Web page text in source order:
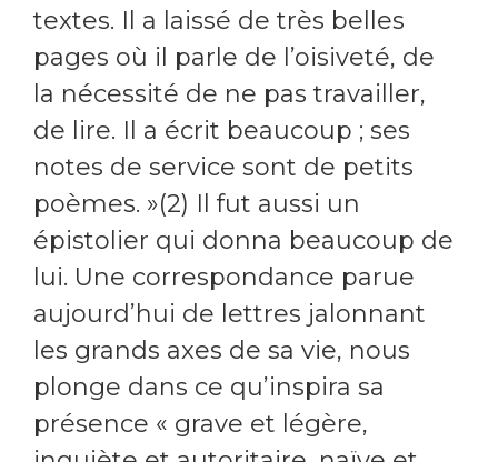
textes. Il a laissé de très belles
pages où il parle de l’oisiveté, de
la nécessité de ne pas travailler,
de lire. Il a écrit beaucoup ; ses
notes de service sont de petits
poèmes. »(2) Il fut aussi un
épistolier qui donna beaucoup de
lui. Une correspondance parue
aujourd’hui de lettres jalonnant
les grands axes de sa vie, nous
plonge dans ce qu’inspira sa
présence « grave et légère,